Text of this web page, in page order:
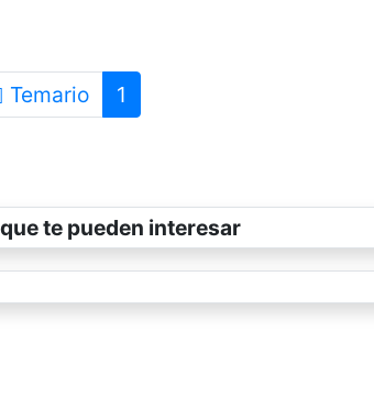
Temario 1
te pueden interesar